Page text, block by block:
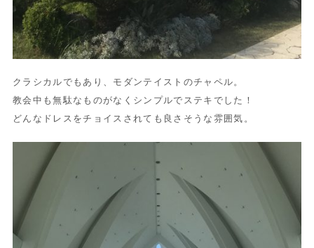
クラシカルでもあり、モダンテイストのチャペル。
教会中も無駄なものがなくシンプルでステキでした！
どんなドレスをチョイスされても良さそうな雰囲気。